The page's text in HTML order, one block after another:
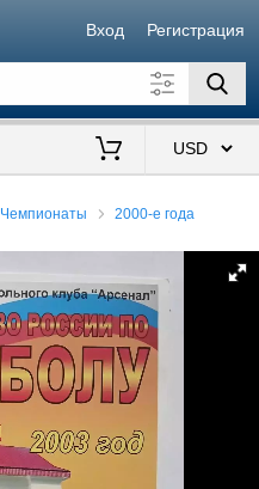
Вход Регистрация
Чемпионаты 2000-е года